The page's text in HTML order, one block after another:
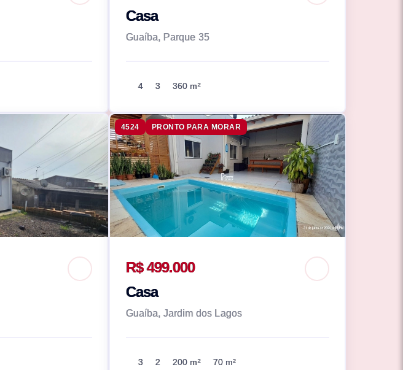
Casa
Guaíba, Parque 35
4 3 360 m²
4524 PRONTO PARA MORAR
R$ 499.000
Casa
Guaíba, Jardim dos Lagos
3 2 200 m² 70 m²